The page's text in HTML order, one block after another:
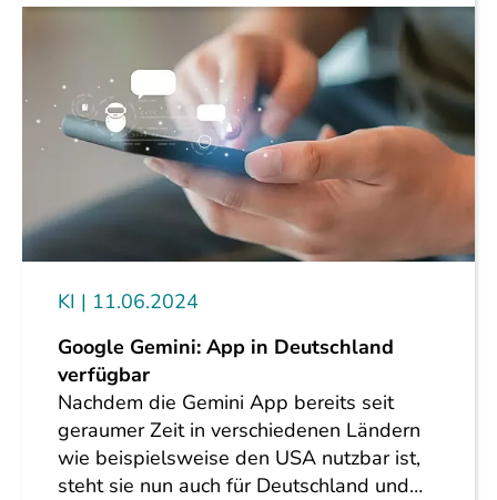
KI
11.06.2024
Google Gemini: App in Deutschland
verfügbar
Nachdem die Gemini App bereits seit
geraumer Zeit in verschiedenen Ländern
wie beispielsweise den USA nutzbar ist,
steht sie nun auch für Deutschland und…